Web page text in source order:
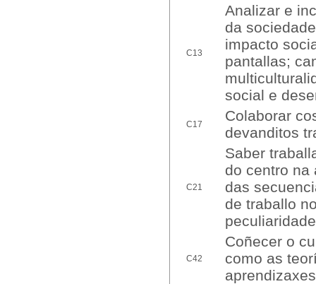
C13
Analizar e
da
impacto
pantallas;
social e
C17
Colaborar
devanditos
C21
Saber
do centro na
das
de traballo
C42
Coñecer o
como as